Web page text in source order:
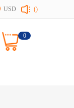
USD ()
0